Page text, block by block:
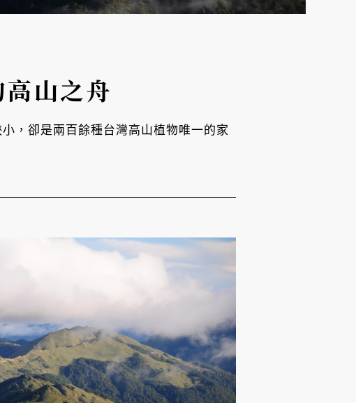
山之舟
，卻是兩百餘種台灣高山植物唯一的家